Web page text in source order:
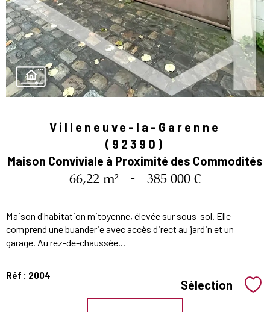
Villeneuve-la-Garenne
(92390)
Maison Conviviale à Proximité des Commodités
66,22 m² - 385 000 €
Maison d'habitation mitoyenne, élevée sur sous-sol. Elle
comprend une buanderie avec accès direct au jardin et un
garage. Au rez-de-chaussée...
Réf : 2004
Sélection